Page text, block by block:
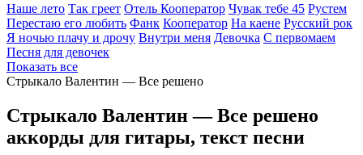
Наше лето Так греет Отель Кооператор Чувак тебе 45 Рустем
Перестаю его любить Фанк Кооператор На каене Русский рок
Я ночью плачу и дрочу Внутри меня Девочка С первомаем
Песня для девочек
Показать все
Стрыкало Валентин — Все решено
Стрыкало Валентин — Все решено
аккорды для гитары, текст песни